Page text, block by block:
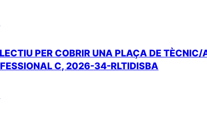
PER COBRIR UNA PLAÇA DE TÈCNIC/
C, 2026-34-RLTIDISBA